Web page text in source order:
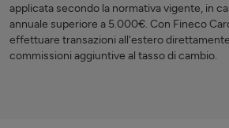
applicata secondo la normativa vigente, in
annuale superiore a 5.000€. Con Fineco
effettuare transazioni all'estero
commissioni aggiuntive al tasso di cambio.